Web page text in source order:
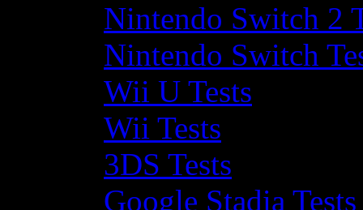
Nintendo Switch 2
Nintendo Switch
Wii U Tests
Wii Tests
3DS Tests
Google Stadia Tests